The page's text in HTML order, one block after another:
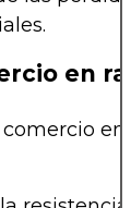
en